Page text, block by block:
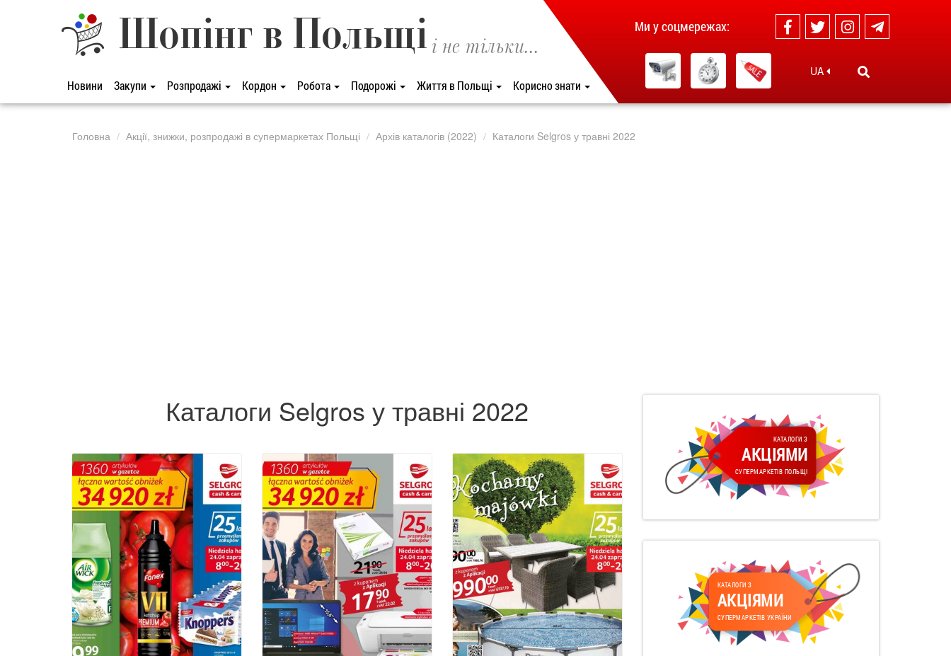
Шопінг в Польщі і не тільки...
Новини Закупи Розпродажі Кордон Робота Подорожі Життя в Польщі Корисно знати
Ми у соцмережах:
UA
Головна Акції, знижки, розпродажі в супермаркетах Польщі Архів каталогів (2022) Каталоги Selgros у травні 2022
Каталоги Selgros у травні 2022
КАТАЛОГИ З
АКЦІЯМИ
СУПЕРМАРКЕТІВ ПОЛЬЩІ
КАТАЛОГИ З
АКЦІЯМИ
СУПЕРМАРКЕТІВ УКРАЇНИ